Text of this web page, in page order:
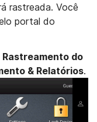
rastreada. Você
portal do
do
& Relatórios.